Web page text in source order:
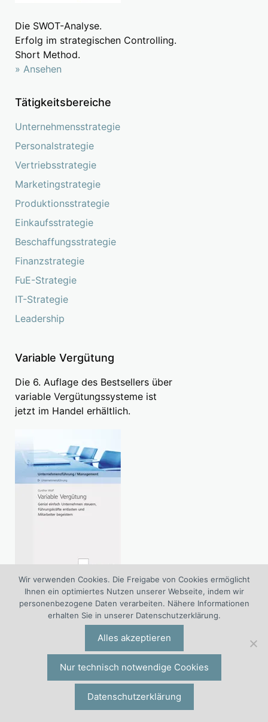
Die SWOT-Analyse.
Erfolg im strategischen Controlling.
Short Method.
» Ansehen
Tätigkeitsbereiche
Unternehmensstrategie
Personalstrategie
Vertriebsstrategie
Marketingstrategie
Produktionsstrategie
Einkaufsstrategie
Beschaffungsstrategie
Finanzstrategie
FuE-Strategie
IT-Strategie
Leadership
Variable Vergütung
Die 6. Auflage des Bestsellers über
variable Vergütungssysteme ist
jetzt im Handel erhältlich.
Variable Vergütung. Genial einfach Unternehmen
steuern, Führungskräfte entlasten und Mitarbeiter
In Kontakt bleiben
Wir verwenden Cookies. Die Freigabe von Cookies ermöglicht
Ihnen ein optimiertes Nutzen unserer Webseite, indem wir
personenbezogene Daten verarbeiten. Nähere Informationen
erhalten Sie in unserer Datenschutzerklärung.
Alles akzeptieren
Nur technisch notwendige Cookies
Datenschutzerklärung